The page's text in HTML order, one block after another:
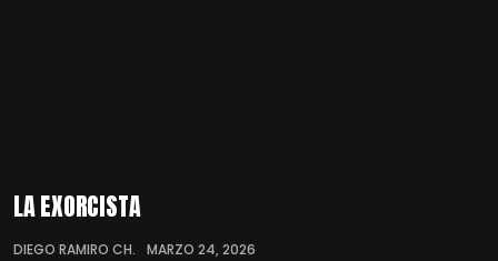
LA EXORCISTA
DIEGO RAMIRO CH. MARZO 24, 2026